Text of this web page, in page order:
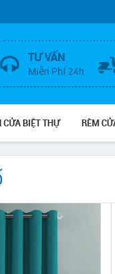
TƯ VẤN
Miễn Phí 24h
CỬA BIỆT THỰ RÈM